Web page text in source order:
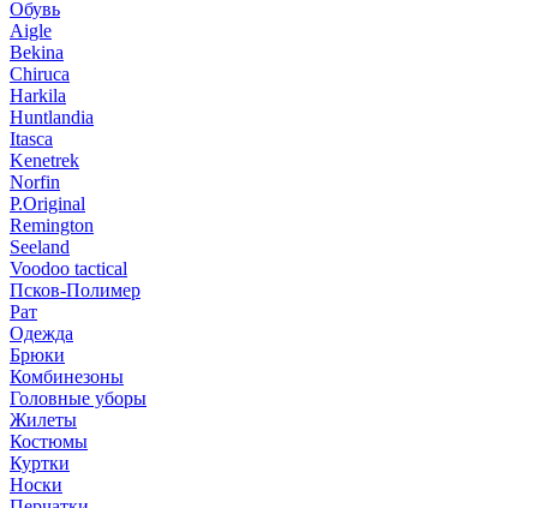
Обувь
Aigle
Bekina
Chiruсa
Harkila
Huntlandia
Itasca
Kenetrek
Norfin
P.Original
Remington
Seeland
Voodoo tactical
Псков-Полимер
Рат
Одежда
Брюки
Комбинезоны
Головные уборы
Жилеты
Костюмы
Куртки
Носки